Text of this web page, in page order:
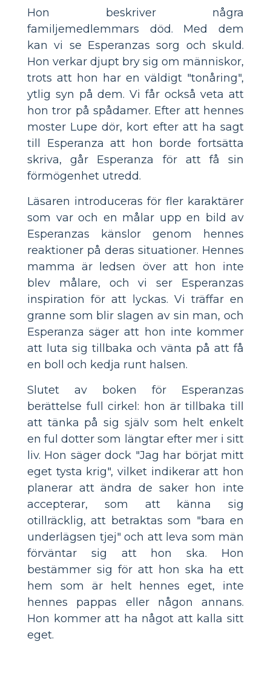
Hon beskriver några
familjemedlemmars död. Med dem
kan vi se Esperanzas sorg och skuld.
Hon verkar djupt bry sig om människor,
trots att hon har en väldigt "tonåring",
ytlig syn på dem. Vi får också veta att
hon tror på spådamer. Efter att hennes
moster Lupe dör, kort efter att ha sagt
till Esperanza att hon borde fortsätta
skriva, går Esperanza för att få sin
förmögenhet utredd.
Läsaren introduceras för fler karaktärer
som var och en målar upp en bild av
Esperanzas känslor genom hennes
reaktioner på deras situationer. Hennes
mamma är ledsen över att hon inte
blev målare, och vi ser Esperanzas
inspiration för att lyckas. Vi träffar en
granne som blir slagen av sin man, och
Esperanza säger att hon inte kommer
att luta sig tillbaka och vänta på att få
en boll och kedja runt halsen.
Slutet av boken för Esperanzas
berättelse full cirkel: hon är tillbaka till
att tänka på sig själv som helt enkelt
en ful dotter som längtar efter mer i sitt
liv. Hon säger dock "Jag har börjat mitt
eget tysta krig", vilket indikerar att hon
planerar att ändra de saker hon inte
accepterar, som att känna sig
otillräcklig, att betraktas som "bara en
underlägsen tjej" och att leva som män
förväntar sig att hon ska. Hon
bestämmer sig för att hon ska ha ett
hem som är helt hennes eget, inte
hennes pappas eller någon annans.
Hon kommer att ha något att kalla sitt
eget.